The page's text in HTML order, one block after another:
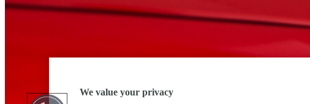
We value your privacy